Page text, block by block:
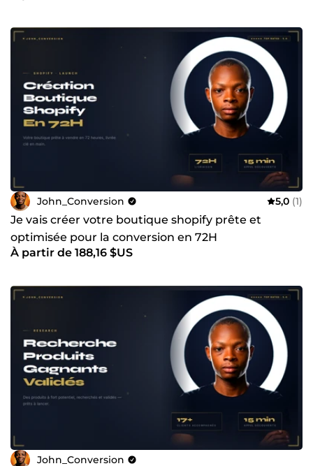
chiffrés, décisions basées sur données. Collaboration
premium : sélective, avec des clients sérieux, prêts à
avancer. 🔥 Pour qui je suis le bon partenaire
Entrepreneurs e-commerce qui veulent professionnaliser
leur marque Créateurs digitaux qui veulent automatiser et
scaler Marques qui veulent augmenter leur taux de
conversion, panier moyen ou LTV 📈 Passer au niveau
supérieur Si vous cherchez un exécutant pas cher, je ne
suis pas la bonne personne. Mais si vous cherchez un
expert qui structure, optimise et augmente vos
performances, alors envoyez-moi un message. Je peux
réaliser un audit rapide pour identifier vos leviers de
croissance et vous proposer une stratégie claire et
actionnable.
John_Conversion 5,0 (1)
Je vais créer votre boutique shopify prête et
optimisée pour la conversion en 72H
À partir de 188,16 $US
John_Conversion